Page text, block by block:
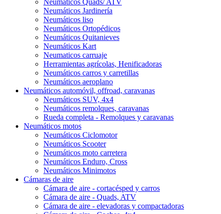
Neumáticos Quads/ ATV
Neumáticos Jardinería
Neumáticos liso
Neumáticos Ortopédicos
Neumáticos Quitanieves
Neumáticos Kart
Neumaticos carruaje
Herramientas agrícolas, Henificadoras
Neumáticos carros y carretillas
Neumáticos aeroplano
Neumáticos automóvil, offroad, caravanas
Neumáticos SUV, 4x4
Neumáticos remolques, caravanas
Rueda completa - Remolques y caravanas
Neumáticos motos
Neumáticos Ciclomotor
Neumáticos Scooter
Neumáticos moto carretera
Neumáticos Enduro, Cross
Neumáticos Minimotos
Cámaras de aire
Cámara de aire - cortacésped y carros
Cámara de aire - Quads, ATV
Cámara de aire - elevadoras y compactadoras